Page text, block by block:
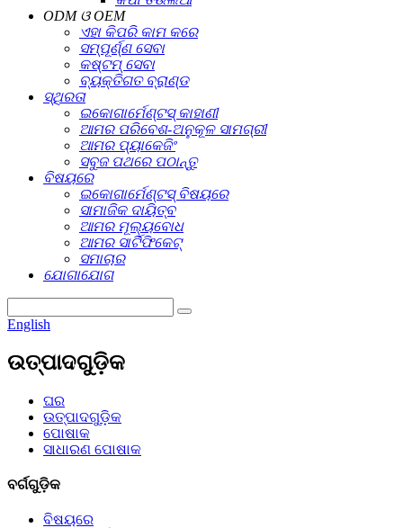
ODM ଓ OEM
ଏହା କିପରି କାମ କରେ
ସମ୍ପୂର୍ଣ୍ଣ ସେବା
କଷ୍ଟମ୍ ସେବା
ବ୍ୟକ୍ତିଗତ ବ୍ରାଣ୍ଡ
ସ୍ଥିରତା
ଇକୋଗାର୍ମେଣ୍ଟସ୍ କାହାଣୀ
ଆମର ପରିବେଶ-ଅନୁକୂଳ ସାମଗ୍ରୀ
ଆମର ପ୍ୟାକେଜିଂ
ସବୁଜ ପଥରେ ପଠାନ୍ତୁ
ବିଷୟରେ
ଇକୋଗାର୍ମେଣ୍ଟସ୍ ବିଷୟରେ
ସାମାଜିକ ଦାୟିତ୍ବ
ଆମର ମୂଲ୍ୟବୋଧ
ଆମର ସାର୍ଟିଫିକେଟ୍
ସମାଚାର
ଯୋଗାଯୋଗ
English
ଉତ୍ପାଦଗୁଡ଼ିକ
ଘର
ଉତ୍ପାଦଗୁଡ଼ିକ
ପୋଷାକ
ସାଧାରଣ ପୋଷାକ
ବର୍ଗଗୁଡ଼ିକ
ବିଷୟରେ